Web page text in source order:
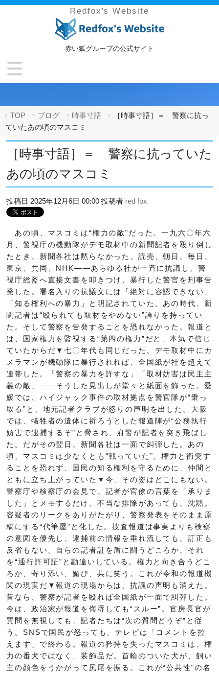
Redfox's Website
赤い狐グループの公式サイト
TOP ブログ 時事寸語
［時事寸語］＝ 警察に抗っ
ていたあの頃のマスコミ
［時事寸語］＝ 警察に抗っていた
あの頃のマスコミ
投稿日 2025年12月6日 00:00投稿者 red fox
あの頃、マスコミは“権力の敵”だった。一九六〇年六
月、警視庁の機動隊がデモ取材中の新聞記者を殴り倒し
たとき、新聞各社は黙らなかった。読売、朝日、毎日、
東京、共同、NHK――あらゆる社が一斉に抗議し、警
視庁総監へ直接文書を叩きつけ、暴行した警官を刑事告
発した。署名入りの抗議文には「絶対に容認できない」
「知る権利への暴力」と明記されていた。あの時代、新
聞記者は“殴られても取材をやめない”誇りを持ってい
た。そして警察を告発することを恐れなかった。報道と
は、国家権力を監視する“第四の権力”だと、本気で信じ
ていたからだ▼七〇年代も同じだった。デモ取材中にカ
メラマンが機動隊に暴行されれば、全国紙が社を超えて
連帯した。「警察の暴力を許すな」「取材妨害は民主主
義の敵」――そうした見出しが堂々と紙面を飾った。愛
媛では、ハイジャック事件の取材拠点を警官隊が“乗っ
取る”と、地元記者クラブが怒りの声明を出した。大阪
では、犠牲者の遺体に祈ろうとした報道陣が“公務執行
妨害で逮捕するぞ”と脅され、府警が記者を突き飛ばし
た。だがその翌日、新聞各社は一面で糾弾した。あの
頃、マスコミは少なくとも“戦っていた”。権力と衝突す
ることを恐れず、国民の知る権利を守るために、仲間と
ともに立ち上がっていた▼今、その姿はどこにもない。
警察庁や検察庁の会見で、記者が官僚の言葉を「承りま
した」とメモするだけ。不当な排除があっても、沈黙。
容疑者のリークをありがたがり、警察発表をそのまま原
稿にする“代筆屋”と化した。捜査報道は事実よりも検察
の意図を優先し、逮捕前の情報を垂れ流しても、訂正も
反省もない。自らの記者証を盾に闘うどころか、それ
を“通行許可証”と勘違いしている。権力と向き合うどこ
ろか、寄り添い、媚び、共に笑う。これが令和の報道機
関の現実だ▼報道の現場からは、抗議の声明も消えた。
昔なら、警察が記者を殴れば全国紙が一面で糾弾した。
今は、政治家が報道を侮辱しても“スルー”。官房長官が
質問を無視しても、記者たちは“次の質問どうぞ”と従
う。SNSで国民が怒っても、テレビは「コメントを控
えます」で終わる。報道の矜持を失ったマスコミは、権
力の番犬ではなく、装飾品だ。首輪のついた犬が、飼い
主の顔色をうかがって尻尾を振る。これが“公共性”の名